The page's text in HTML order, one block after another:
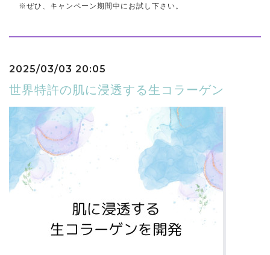
※ぜひ、キャンペーン期間中にお試し下さい。
2025/03/03 20:05
世界特許の肌に浸透する生コラーゲン